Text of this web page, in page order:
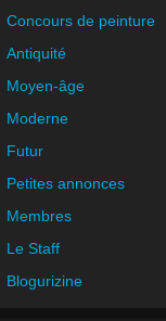
Concours de peinture
Antiquité
Moyen-âge
Moderne
Futur
Petites annonces
Membres
Le Staff
Blogurizine